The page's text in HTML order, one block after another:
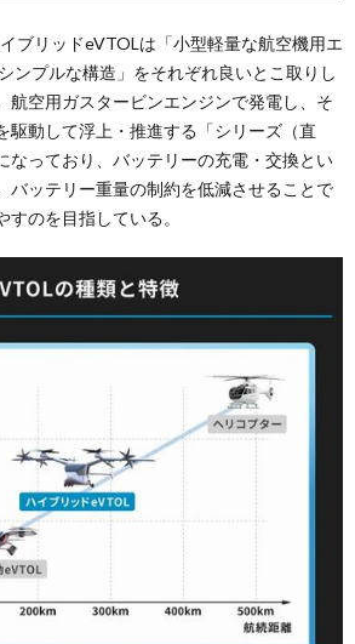
ブリッドeVTOLは「小型軽量な航空機用エ
ンプルな構造」をそれぞれ良いとこ取りし
航空用ガスタービンエンジンで発電し、そ
駆動して浮上・推進する「シリーズ（直
なっており、バッテリーの充電・交換とい
バッテリー重量の制約を低減させることで
のを目指している。